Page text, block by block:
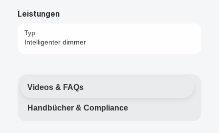
Leistungen
Typ
Intelligenter dimmer
Videos & FAQs
Handbücher & Compliance